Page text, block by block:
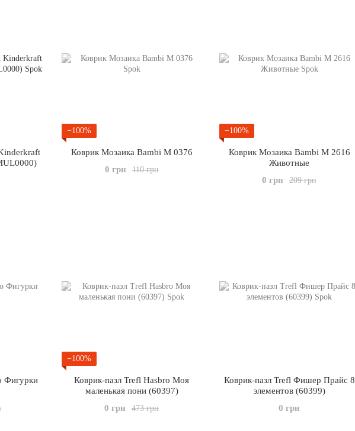
−100%
Коврик Мозаика Bambi M 0376
110 грн
0 грн
−100%
Коврик Мозаика Bambi M 2616
Животные
209 грн
0 грн
Фигурки
−100%
Коврик-пазл Trefl Hasbro Моя
маленькая пони (60397)
473 грн
0 грн
Коврик-пазл Trefl Фишер Прайс 8
элементов (60399)
0 грн